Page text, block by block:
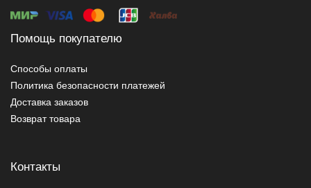
Помощь покупателю
Способы оплаты
Политика безопасности платежей
Доставка заказов
Возврат товара
Контакты